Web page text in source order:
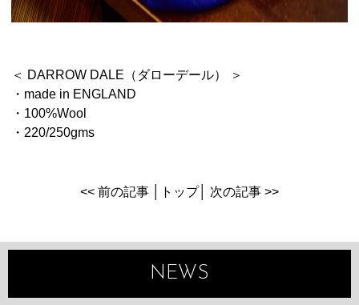
＜ DARROW DALE（ダローデール） ＞
・made in ENGLAND
・100%Wool
・220/250gms
<< 前の記事 トップ│ 次の記事 >>
NEWS